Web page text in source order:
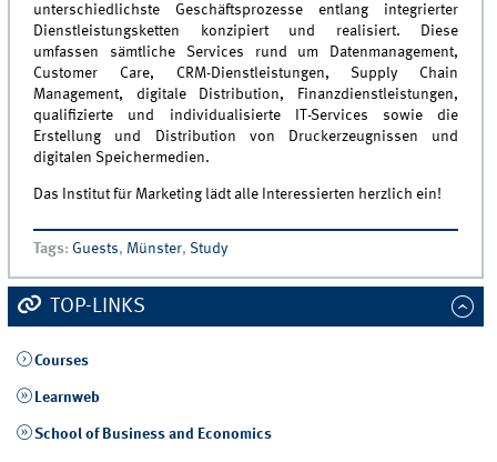
unterschiedlichste Geschäftsprozesse entlang integrierter
Dienstleistungsketten konzipiert und realisiert. Diese
umfassen sämtliche Services rund um Datenmanagement,
Customer Care, CRM-Dienstleistungen, Supply Chain
Management, digitale Distribution, Finanzdienstleistungen,
qualifizierte und individualisierte IT-Services sowie die
Erstellung und Distribution von Druckerzeugnissen und
digitalen Speichermedien.
Das Institut für Marketing lädt alle Interessierten herzlich ein!
Tags: Guests, Münster, Study
TOP-LINKS
Courses
Learnweb
School of Business and Economics